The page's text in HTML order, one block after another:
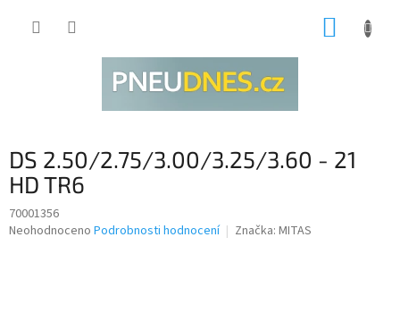
DS 2.50/2.75/3.00/3.25/3.60 - 21
HD TR6
70001356
Průměrné
Neohodnoceno Podrobnosti hodnocení Značka: MITAS